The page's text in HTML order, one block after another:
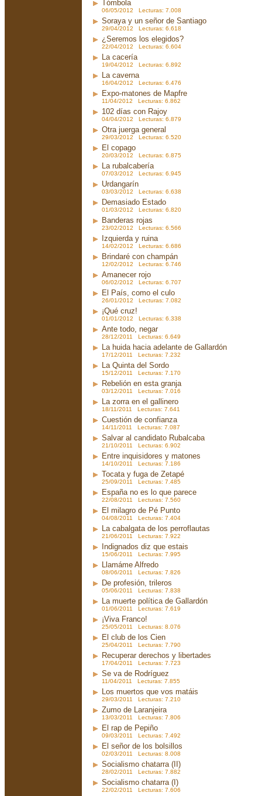
Tómbola
06/05/2012 Lecturas: 7.008
Soraya y un señor de Santiago
29/04/2012 Lecturas: 6.618
¿Seremos los elegidos?
22/04/2012 Lecturas: 6.604
La cacería
19/04/2012 Lecturas: 6.892
La caverna
16/04/2012 Lecturas: 6.476
Expo-matones de Mapfre
11/04/2012 Lecturas: 6.862
102 días con Rajoy
04/04/2012 Lecturas: 6.879
Otra juerga general
29/03/2012 Lecturas: 6.520
El copago
20/03/2012 Lecturas: 6.875
La rubalcabería
07/03/2012 Lecturas: 6.945
Urdangarín
03/03/2012 Lecturas: 6.638
Demasiado Estado
01/03/2012 Lecturas: 6.820
Banderas rojas
23/02/2012 Lecturas: 6.566
Izquierda y ruina
14/02/2012 Lecturas: 6.686
Brindaré con champán
12/02/2012 Lecturas: 6.746
Amanecer rojo
06/02/2012 Lecturas: 6.707
El País, como el culo
26/01/2012 Lecturas: 7.082
¡Qué cruz!
01/01/2012 Lecturas: 6.338
Ante todo, negar
28/12/2011 Lecturas: 6.649
La huida hacia adelante de Gallardón
17/12/2011 Lecturas: 7.232
La Quinta del Sordo
15/12/2011 Lecturas: 7.170
Rebelión en esta granja
03/12/2011 Lecturas: 7.016
La zorra en el gallinero
18/11/2011 Lecturas: 7.641
Cuestión de confianza
14/11/2011 Lecturas: 7.087
Salvar al candidato Rubalcaba
21/10/2011 Lecturas: 6.902
Entre inquisidores y matones
14/10/2011 Lecturas: 7.186
Tocata y fuga de Zetapé
25/09/2011 Lecturas: 7.485
España no es lo que parece
22/08/2011 Lecturas: 7.560
El milagro de Pé Punto
04/08/2011 Lecturas: 7.404
La cabalgata de los perroflautas
21/06/2011 Lecturas: 7.922
Indignados diz que estais
15/06/2011 Lecturas: 7.995
Llamáme Alfredo
08/06/2011 Lecturas: 7.826
De profesión, trileros
05/06/2011 Lecturas: 7.838
La muerte política de Gallardón
01/06/2011 Lecturas: 7.619
¡Viva Franco!
25/05/2011 Lecturas: 8.076
El club de los Cien
25/04/2011 Lecturas: 7.790
Recuperar derechos y libertades
17/04/2011 Lecturas: 7.723
Se va de Rodríguez
11/04/2011 Lecturas: 7.855
Los muertos que vos matáis
29/03/2011 Lecturas: 7.210
Zumo de Laranjeira
13/03/2011 Lecturas: 7.806
El rap de Pepiño
09/03/2011 Lecturas: 7.492
El señor de los bolsillos
02/03/2011 Lecturas: 8.008
Socialismo chatarra (II)
28/02/2011 Lecturas: 7.882
Socialismo chatarra (I)
22/02/2011 Lecturas: 7.606